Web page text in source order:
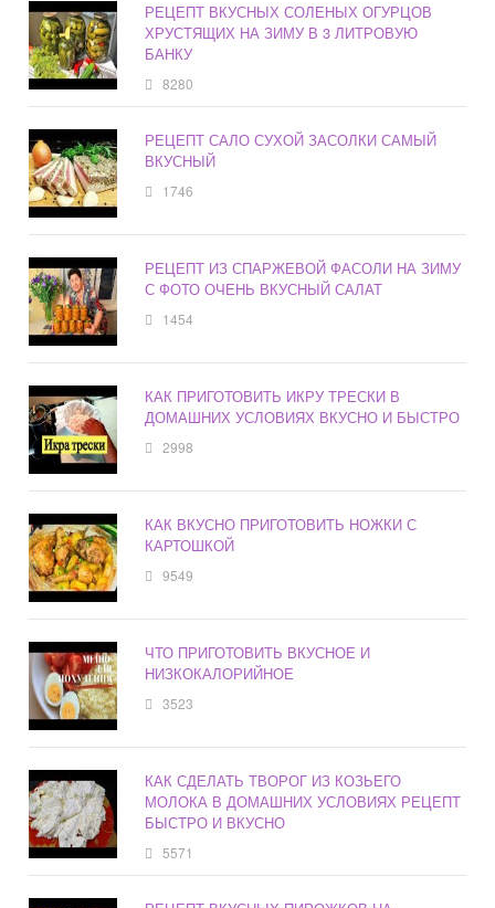
РЕЦЕПТ ВКУСНЫХ СОЛЕНЫХ ОГУРЦОВ
ХРУСТЯЩИХ НА ЗИМУ В 3 ЛИТРОВУЮ
БАНКУ
8280
РЕЦЕПТ САЛО СУХОЙ ЗАСОЛКИ САМЫЙ
ВКУСНЫЙ
1746
РЕЦЕПТ ИЗ СПАРЖЕВОЙ ФАСОЛИ НА ЗИМУ
С ФОТО ОЧЕНЬ ВКУСНЫЙ САЛАТ
1454
КАК ПРИГОТОВИТЬ ИКРУ ТРЕСКИ В
ДОМАШНИХ УСЛОВИЯХ ВКУСНО И БЫСТРО
2998
КАК ВКУСНО ПРИГОТОВИТЬ НОЖКИ С
КАРТОШКОЙ
9549
ЧТО ПРИГОТОВИТЬ ВКУСНОЕ И
НИЗКОКАЛОРИЙНОЕ
3523
КАК СДЕЛАТЬ ТВОРОГ ИЗ КОЗЬЕГО
МОЛОКА В ДОМАШНИХ УСЛОВИЯХ РЕЦЕПТ
БЫСТРО И ВКУСНО
5571